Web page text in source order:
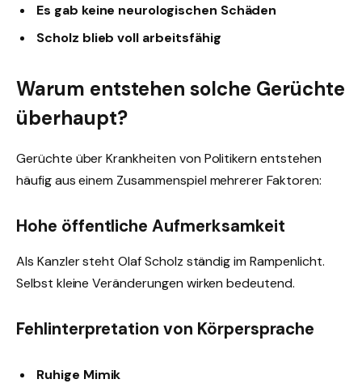
Es gab keine neurologischen Schäden
Scholz blieb voll arbeitsfähig
Warum entstehen solche Gerüchte
überhaupt?
Gerüchte über Krankheiten von Politikern entstehen
häufig aus einem Zusammenspiel mehrerer Faktoren:
Hohe öffentliche Aufmerksamkeit
Als Kanzler steht Olaf Scholz ständig im Rampenlicht.
Selbst kleine Veränderungen wirken bedeutend.
Fehlinterpretation von Körpersprache
Ruhige Mimik